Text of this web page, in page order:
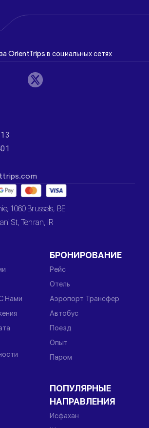
OrientTrips в социальных сетях
1060 Brussels, BE
St, Tehran, IR
Нами
БРОНИРОВАНИЕ
Рейс
Отель
Аэропорт Трансфер
Автобус
Поезд
Опыт
Паром
ПОПУЛЯРНЫЕ
НАПРАВЛЕНИЯ
Исфахан